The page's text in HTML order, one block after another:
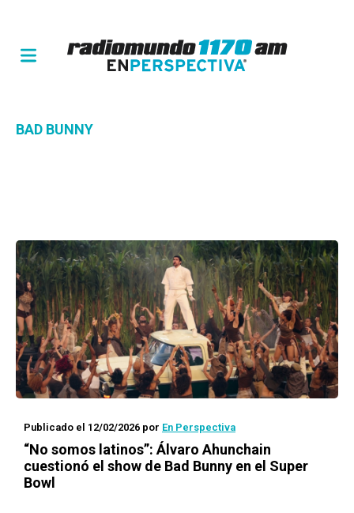
BAD BUNNY
Publicado el 12/02/2026 por En Perspectiva
“No somos latinos”: Álvaro Ahunchain
cuestionó el show de Bad Bunny en el Super
Bowl